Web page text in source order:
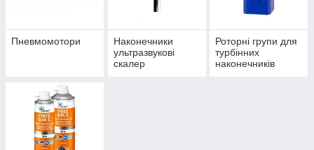
Пневмомотори
Наконечники
ультразвукові
скалер
Роторні групи для
турбінних
наконечників